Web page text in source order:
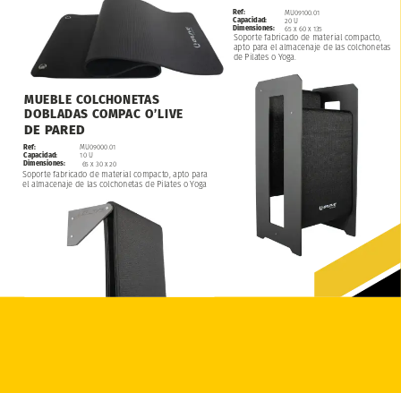
Ref:
Capacidad:
Dimensiones:
MU09000.01
10 U
65 x 30 x 20
Ref:
Capacidad:
Dimensiones:
MU09100.01
20 U
65 x 60 x 135
Soporte fabricado de material compacto, apto para
el almacenaje de las colchonetas de Pilates o Yoga
Soporte fabricado de material compacto,
apto para el almacenaje de las colchonetas
de Pilates o Yoga.
MUEBLE COLCHONETAS
DOBLADAS COMPAC O’LIVE
DE PARED